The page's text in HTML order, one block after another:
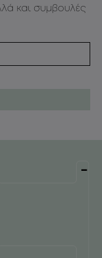
και συμβουλές